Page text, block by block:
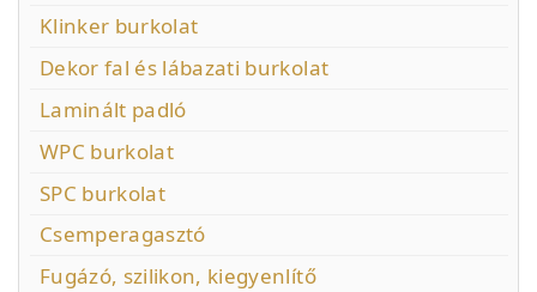
Klinker burkolat
Dekor fal és lábazati burkolat
Laminált padló
WPC burkolat
SPC burkolat
Csemperagasztó
Fugázó, szilikon, kiegyenlítő